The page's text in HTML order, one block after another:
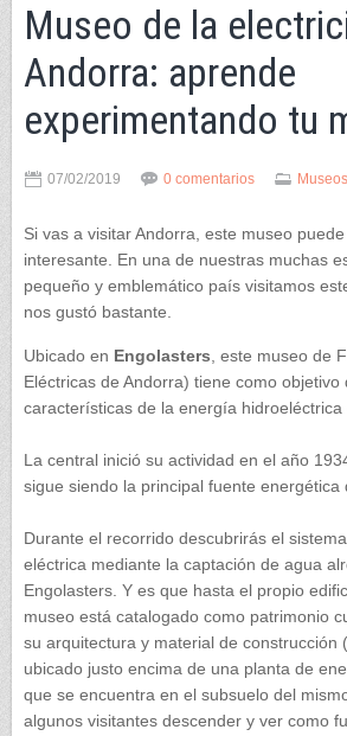
Museo de la
Andorra: aprende
experimentando tu
07/02/2019 0 comentarios Museos
Si vas a visitar Andorra, este museo
interesante. En una de nuestras muchas
pequeño y emblemático país visitamos
nos gustó bastante.
Ubicado en Engolasters , este museo de
Eléctricas de Andorra) tiene como
características de la energía hidroeléctrica
La central inició su actividad en el año
sigue siendo la principal fuente energética
Durante el recorrido descubrirás el
eléctrica mediante la captación de agua
Engolasters. Y es que hasta el propio
museo está catalogado como patrimonio
su arquitectura y material de construcción (
ubicado justo encima de una planta de
que se encuentra en el subsuelo del
algunos visitantes descender y ver como